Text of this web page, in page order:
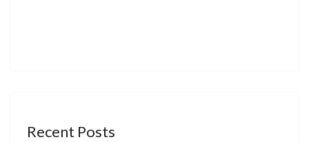
Recent Posts